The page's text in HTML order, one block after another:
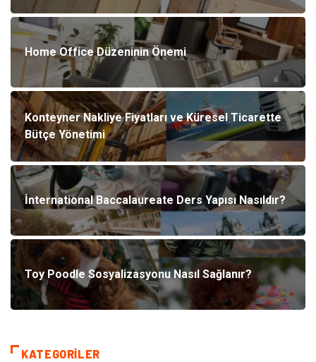
Home Office Düzeninin Önemi
Konteyner Nakliye Fiyatları ve Küresel Ticarette
Bütçe Yönetimi
İnternational Baccalaureate Ders Yapısı Nasıldır?
Toy Poodle Sosyalizasyonu Nasıl Sağlanır?
KATEGORILER